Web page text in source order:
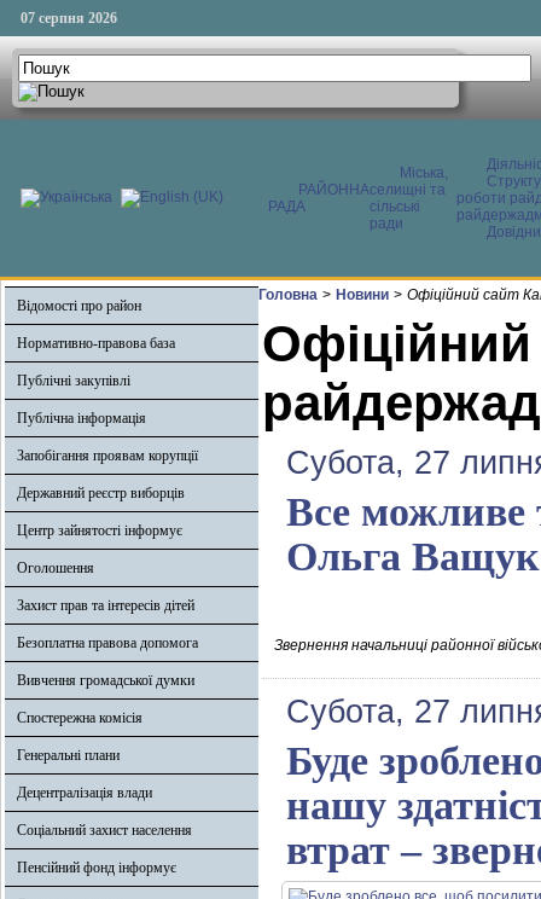
07 серпня 2026
РАЙОННА
РАДА
Міська,
селищні та
сільські
ради
роботи
Відомості про район
Нормативно-правова база
Публічні закупівлі
Публічна інформація
Запобігання проявам корупції
Державний реєстр виборців
Центр зайнятості інформує
Оголошення
Захист прав та інтересів дітей
Безоплатна правова допомога
Вивчення громадської думки
Спостережна комісія
Генеральні плани
Децентралізація влади
Соціальний захист населення
Пенсійний фонд інформує
Головна > Новини > Офіційний сайт
Субота, 27
Все можливе
Ольга Ващук
Звернення начальниці районної
Субота, 27
Буде
нашу
втрат –